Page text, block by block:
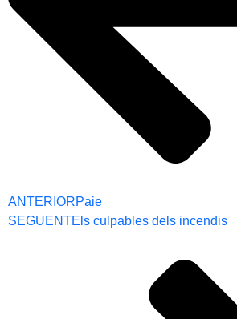
ANTERIORPaie
SEGUENTEls culpables dels incendis